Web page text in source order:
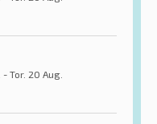
Tor. 20 Aug.